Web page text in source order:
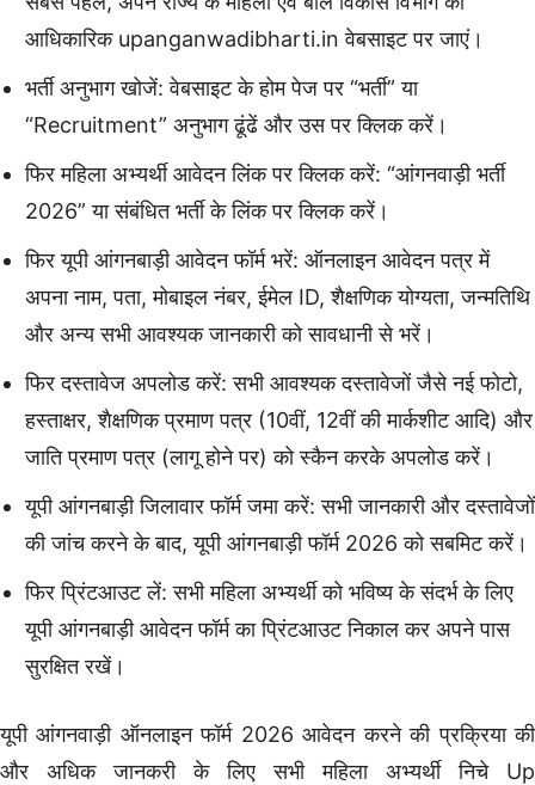
आधिकारिक upanganwadibharti.in वेबसाइट पर जाएं।
भर्ती अनुभाग खोजें: वेबसाइट के होम पेज पर “भर्ती” या
“Recruitment” अनुभाग ढूंढें और उस पर क्लिक करें।
फिर महिला अभ्यर्थी आवेदन लिंक पर क्लिक करें: “आंगनवाड़ी भर्ती
2026” या संबंधित भर्ती के लिंक पर क्लिक करें।
फिर यूपी आंगनबाड़ी आवेदन फॉर्म भरें: ऑनलाइन आवेदन पत्र में
अपना नाम, पता, मोबाइल नंबर, ईमेल ID, शैक्षणिक योग्यता, जन्मतिथि
और अन्य सभी आवश्यक जानकारी को सावधानी से भरें।
फिर दस्तावेज अपलोड करें: सभी आवश्यक दस्तावेजों जैसे नई फोटो,
हस्ताक्षर, शैक्षणिक प्रमाण पत्र (10वीं, 12वीं की मार्कशीट आदि) और
जाति प्रमाण पत्र (लागू होने पर) को स्कैन करके अपलोड करें।
यूपी आंगनबाड़ी जिलावार फॉर्म जमा करें: सभी जानकारी और दस्तावेजों
की जांच करने के बाद, यूपी आंगनबाड़ी फॉर्म 2026 को सबमिट करें।
फिर प्रिंटआउट लें: सभी महिला अभ्यर्थी को भविष्य के संदर्भ के लिए
यूपी आंगनबाड़ी आवेदन फॉर्म का प्रिंटआउट निकाल कर अपने पास
सुरक्षित रखें।
यूपी आंगनवाड़ी ऑनलाइन फॉर्म 2026 आवेदन करने की प्रक्रिया की
और अधिक जानकरी के लिए सभी महिला अभ्यर्थी निचे Up